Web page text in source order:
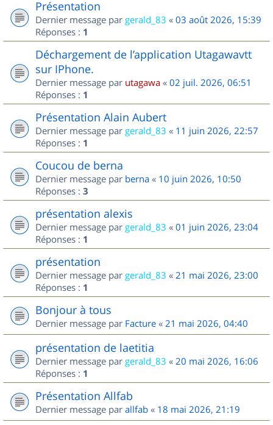
Présentation
Dernier message par gerald_83 « 03 août 2026, 15:39
Réponses : 1
Déchargement de l’application Utagawavtt
sur IPhone.
Dernier message par utagawa « 02 juil. 2026, 06:51
Réponses : 1
Présentation Alain Aubert
Dernier message par gerald_83 « 11 juin 2026, 22:57
Réponses : 1
Coucou de berna
Dernier message par berna « 10 juin 2026, 10:50
Réponses : 3
présentation alexis
Dernier message par gerald_83 « 01 juin 2026, 23:04
Réponses : 1
présentation
Dernier message par gerald_83 « 21 mai 2026, 23:00
Réponses : 1
Bonjour à tous
Dernier message par Facture « 21 mai 2026, 04:40
présentation de laetitia
Dernier message par gerald_83 « 20 mai 2026, 16:06
Réponses : 1
Présentation Allfab
Dernier message par allfab « 18 mai 2026, 21:19